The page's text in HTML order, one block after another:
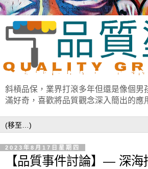
斜槓品保，業界打滾多年但還是像個男
滿好奇，喜歡將品質觀念深入簡出的應
2023年8月17日星期四
【品質事件討論】— 深海